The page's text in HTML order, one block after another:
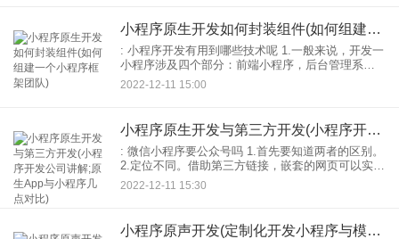
小程序原生开发如何封装组件(如何组建一个小程序框架团队)
: 小程序开发有用到哪些技术呢 1.一般来说，开发一
小程序涉及四个部分：前端小程序，后台管理系
统，API接口和数据库。 2.前端小程序：前端小程序
开发主要包括原生开发，第三方框架开发，H5网
2022-12-11 15:00
小程序原生开发与第三方开发(小程序开发公司讲解;原生App与小程序几点对比)
: 微信小程序要公众号吗 1.首先要知道两者的区别。
2.定位不同。借助第三方链接，嵌套的网页可以实现
简单的交互，主要有营销和投放信息，而微信小程
序主要有功能服务。比如主要用于显示信息，但是
2022-12-11 15:30
小程序原声开发(定制化开发小程序与模板开发小程序的区别)